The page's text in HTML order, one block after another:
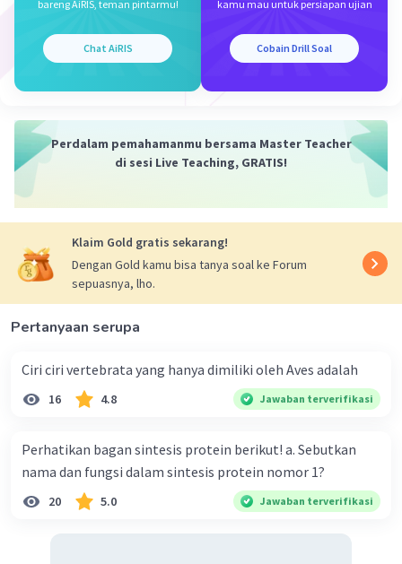
glukosa
Beri Rating
Iklan
bareng AiRIS, teman pintarmu!
Chat AiRIS
kamu mau untuk persiapan ujian
Cobain Drill Soal
Perdalam pemahamanmu bersama Master Teacher
di sesi Live Teaching, GRATIS!
Klaim Gold gratis sekarang!
Dengan Gold kamu bisa tanya soal ke Forum
sepuasnya, lho.
Pertanyaan serupa
Ciri ciri vertebrata yang hanya dimiliki oleh Aves adalah
16 4.8 Jawaban terverifikasi
Perhatikan bagan sintesis protein berikut! a. Sebutkan
nama dan fungsi dalam sintesis protein nomor 1?
20 5.0 Jawaban terverifikasi